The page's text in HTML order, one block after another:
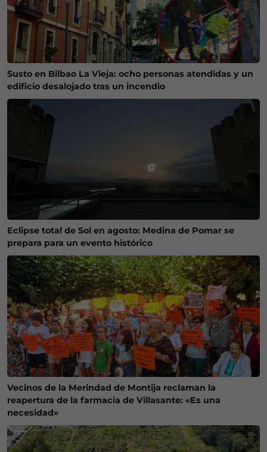
Susto en Bilbao La Vieja: ocho personas atendidas y un
edificio desalojado tras un incendio
Eclipse total de Sol en agosto: Medina de Pomar se
prepara para un evento histórico
Vecinos de la Merindad de Montija reclaman la
reapertura de la farmacia de Villasante: «Es una
necesidad»